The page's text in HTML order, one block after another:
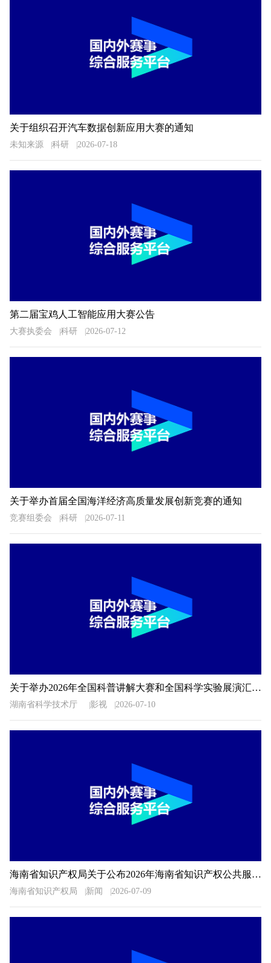
关于组织召开汽车数据创新应用大赛的通知
未知来源 科研 2026-07-18
第二届宝鸡人工智能应用大赛公告
大赛执委会 科研 2026-07-12
关于举办首届全国海洋经济高质量发展创新竞赛的通知
竞赛组委会 科研 2026-07-11
关于举办2026年全国科普讲解大赛和全国科学实验展演汇演活动湖南预选赛的通知
湖南省科学技术厅 影视 2026-07-10
海南省知识产权局关于公布2026年海南省知识产权公共服务信息检索分析技能大赛获奖名单的通知
海南省知识产权局 新闻 2026-07-09